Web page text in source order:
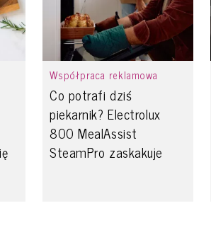
Współpraca reklamowa
Co potrafi dziś
piekarnik? Electrolux
800 MealAssist
SteamPro zaskakuje